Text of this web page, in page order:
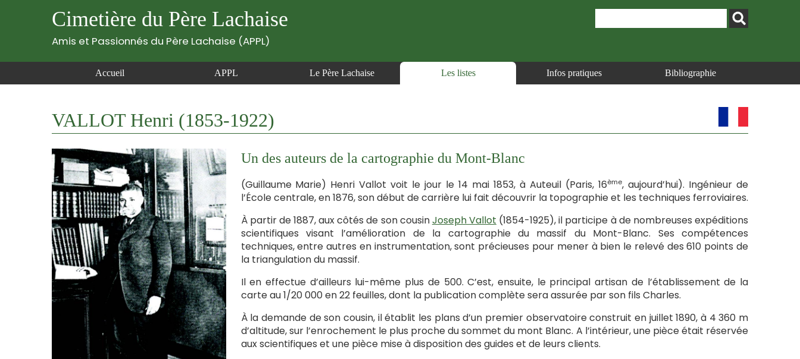
Cimetière du Père Lachaise
Amis et Passionnés du Père Lachaise (APPL)
Accueil APPL Le Père Lachaise Les listes Infos pratiques Bibliographie
VALLOT Henri (1853-1922)
Un des auteurs de la cartographie du Mont-Blanc
(Guillaume Marie) Henri Vallot voit le jour le 14 mai 1853, à Auteuil (Paris, 16ème, aujourd’hui). Ingénieur de
l’École centrale, en 1876, son début de carrière lui fait découvrir la topographie et les techniques ferroviaires.
À partir de 1887, aux côtés de son cousinJoseph Vallot (1854-1925), il participe à de nombreuses expéditions
scientifiques visant l’amélioration de la cartographie du massif du Mont-Blanc. Ses compétences
techniques, entre autres en instrumentation, sont précieuses pour mener à bien le relevé des 610 points de
la triangulation du massif.
Il en effectue d’ailleurs lui-même plus de 500. C’est, ensuite, le principal artisan de l’établissement de la
carte au 1/20 000 en 22 feuilles, dont la publication complète sera assurée par son fils Charles.
À la demande de son cousin, il établit les plans d’un premier observatoire construit en juillet 1890, à 4 360 m
d’altitude, sur l’enrochement le plus proche du sommet du mont Blanc. A l’intérieur, une pièce était réservée
aux scientifiques et une pièce mise à disposition des guides et de leurs clients.